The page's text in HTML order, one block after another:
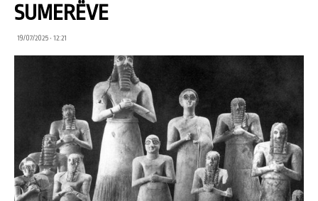
SUMERËVE
19/07/2025 • 12:21